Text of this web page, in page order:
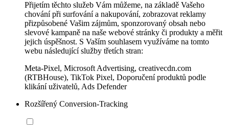
Přijetím těchto služeb Vám můžeme, na základě Vašeho
chování při surfování a nakupování, zobrazovat reklamy
přizpůsobené Vašim zájmům, sponzorovaný obsah nebo
slevové kampaně na naše webové stránky či produkty a měřit
jejich úspěšnost. S Vaším souhlasem využíváme na tomto
webu následující služby třetích stran:
Meta-Pixel, Microsoft Advertising, creativecdn.com
(RTBHouse), TikTok Pixel, Doporučení produktů podle
klikání uživatelů, Ads Defender
Rozšířený Conversion-Tracking